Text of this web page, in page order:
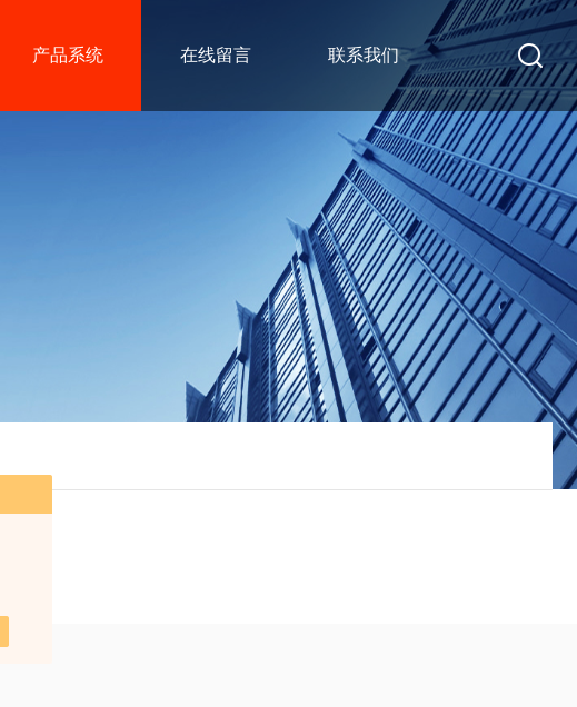
产品系统 在线留言 联系我们